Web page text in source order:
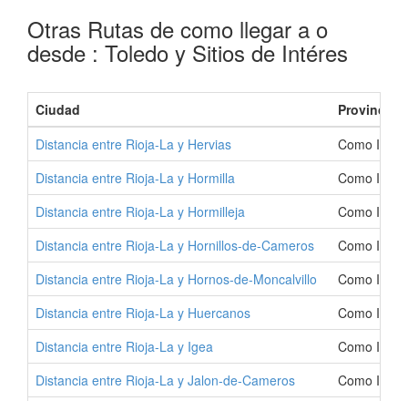
Otras Rutas de como llegar a o
desde : Toledo y Sitios de Intéres
Ciudad
Provincia
Distancia entre Rioja-La y Hervias
Como Ir a
Distancia entre Rioja-La y Hormilla
Como Ir a
Distancia entre Rioja-La y Hormilleja
Como Ir a
Distancia entre Rioja-La y Hornillos-de-Cameros
Como Ir a
Distancia entre Rioja-La y Hornos-de-Moncalvillo
Como Ir a
Distancia entre Rioja-La y Huercanos
Como Ir a
Distancia entre Rioja-La y Igea
Como Ir a
Distancia entre Rioja-La y Jalon-de-Cameros
Como Ir a